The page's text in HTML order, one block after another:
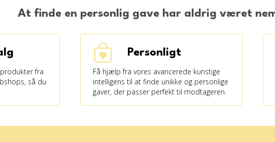
At finde en personlig gave har aldrig været
fra
så du
Personligt
Få hjælp fra vores avancerede kunstige
intelligens til at finde unikke og personlige
gaver, der passer perfekt til modtageren.